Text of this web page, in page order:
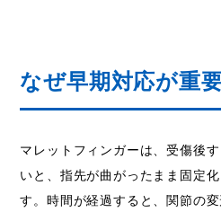
なぜ早期対応が重
マレットフィンガーは、受傷後
いと、指先が曲がったまま固定
す。時間が経過すると、関節の